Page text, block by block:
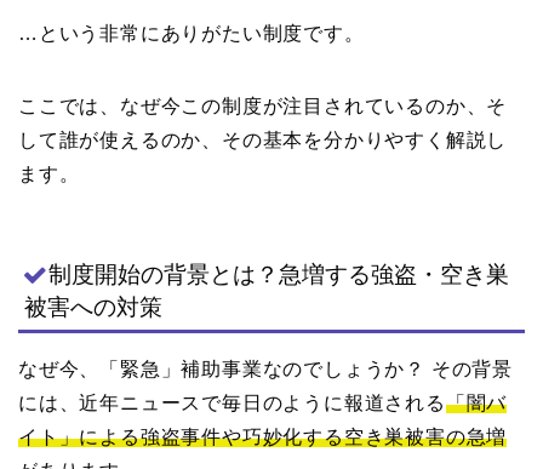
…という非常にありがたい制度です。
ここでは、なぜ今この制度が注目されているのか、そ
して誰が使えるのか、その基本を分かりやすく解説し
ます。
制度開始の背景とは？急増する強盗・空き巣
被害への対策
なぜ今、「緊急」補助事業なのでしょうか？ その背景
には、近年ニュースで毎日のように報道される「闇バ
イト」による強盗事件や巧妙化する空き巣被害の急増